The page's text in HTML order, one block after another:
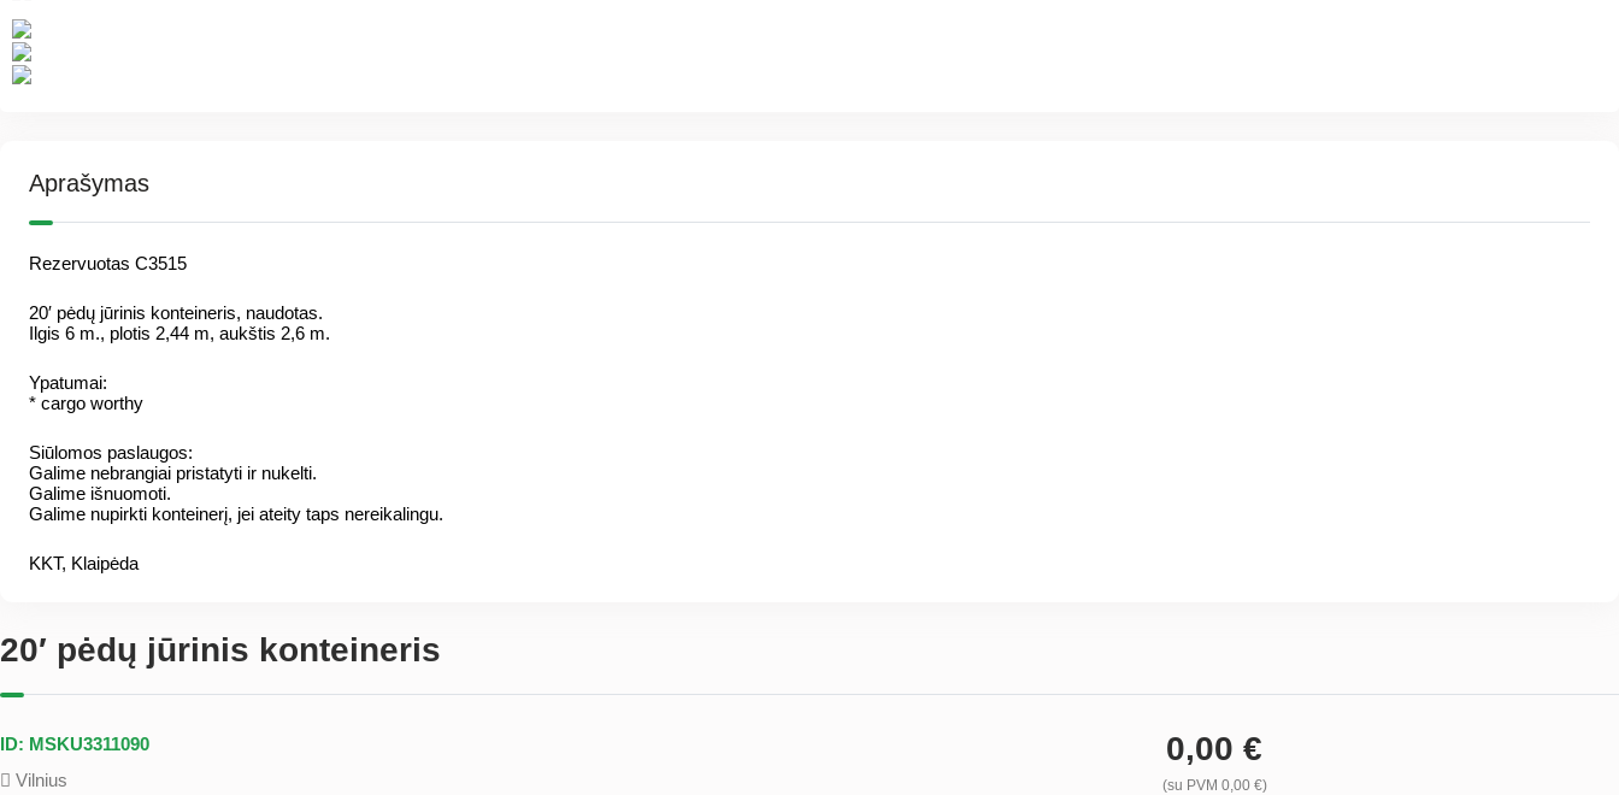
Aprašymas
Rezervuotas C3515
20′ pėdų jūrinis konteineris, naudotas.
Ilgis 6 m., plotis 2,44 m, aukštis 2,6 m.
Ypatumai:
* cargo worthy
Siūlomos paslaugos:
Galime nebrangiai pristatyti ir nukelti.
Galime išnuomoti.
Galime nupirkti konteinerį, jei ateity taps nereikalingu.
KKT, Klaipėda
20′ pėdų jūrinis konteineris
ID: MSKU3311090
Vilnius
0,00 €
(su PVM 0,00 €)